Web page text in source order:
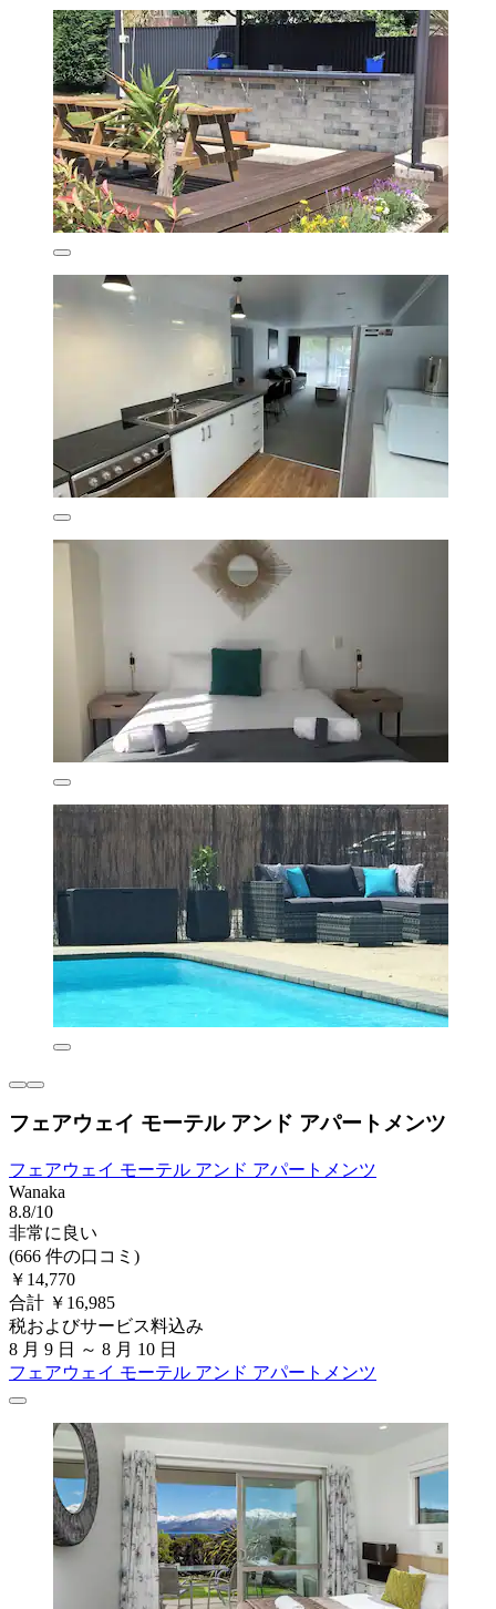
フェアウェイ モーテル アンド アパートメンツ
フェアウェイ モーテル アンド アパートメンツ
Wanaka
8.8/10
非常に良い
(666 件の口コミ)
￥14,770
合計 ￥16,985
税およびサービス料込み
8 月 9 日 ～ 8 月 10 日
フェアウェイ モーテル アンド アパートメンツ